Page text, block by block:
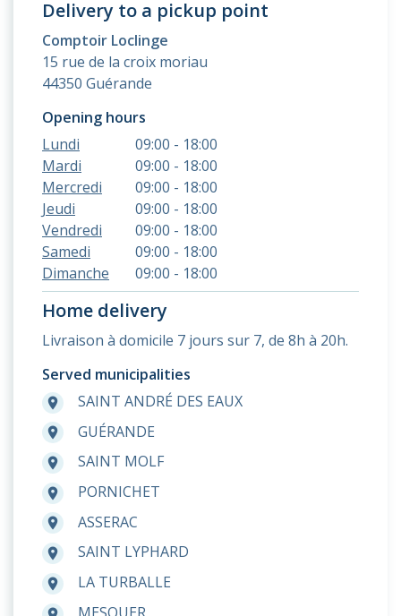
Delivery to a pickup point
Comptoir Loclinge
15 rue de la croix moriau
44350 Guérande
Opening hours
Lundi
09:00 - 18:00
Mardi
09:00 - 18:00
Mercredi
09:00 - 18:00
Jeudi
09:00 - 18:00
Vendredi
09:00 - 18:00
Samedi
09:00 - 18:00
Dimanche
09:00 - 18:00
Home delivery
Livraison à domicile 7 jours sur 7, de 8h à 20h.
Served municipalities
room SAINT ANDRÉ DES EAUX
room GUÉRANDE
room SAINT MOLF
room PORNICHET
room ASSERAC
room SAINT LYPHARD
room LA TURBALLE